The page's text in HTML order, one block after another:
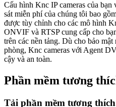
Cấu hình Knc IP cameras của
sát miễn phí của chúng tôi bao
được tùy chỉnh cho các mô hình
ONVIF và RTSP cung cấp cho
trên các nền tảng. Dù cho bảo
phòng, Knc cameras với Agent
cậy và an toàn.
Phần mềm tương
Tải phần mềm tương